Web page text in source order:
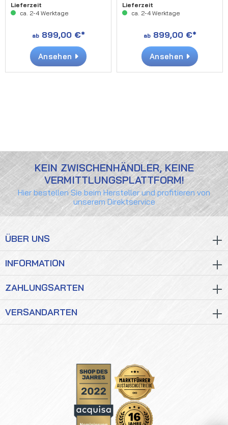
Lieferzeit
ca. 2-4 Werktage
ab899,00 €*
Ansehen
Lieferzeit
ca. 2-4 Werktage
ab899,00 €*
Ansehen
KEIN ZWISCHENHÄNDLER, KEINE
VERMITTLUNGSPLATTFORM!
Hier bestellen Sie beim Hersteller und profitieren von
unserem Direktservice
ÜBER UNS
INFORMATION
ZAHLUNGSARTEN
VERSANDARTEN